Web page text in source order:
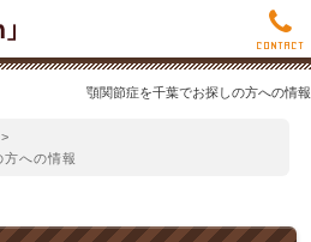
顎関節症を千葉でお探しの方への情報
>
への情報
CONTACT